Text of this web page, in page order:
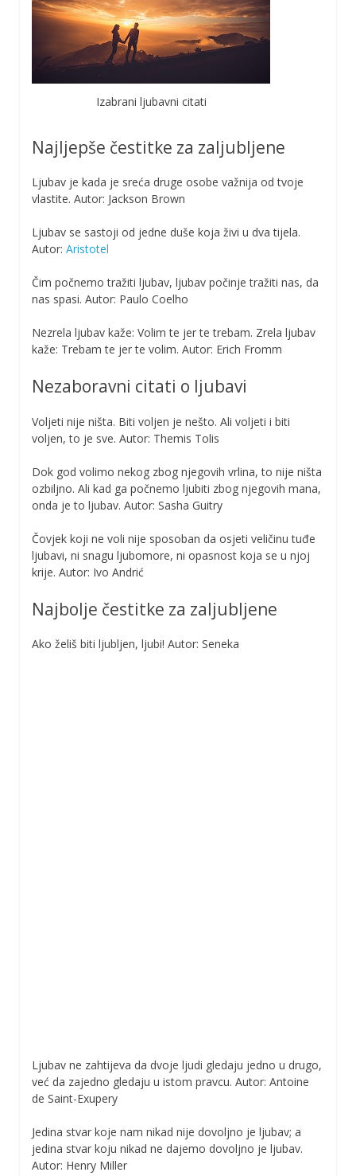
Izabrani ljubavni citati
Najljepše čestitke za zaljubljene
Ljubav je kada je sreća druge osobe važnija od tvoje
vlastite. Autor: Jackson Brown
Ljubav se sastoji od jedne duše koja živi u dva tijela.
Autor: Aristotel
Čim počnemo tražiti ljubav, ljubav počinje tražiti nas, da
nas spasi. Autor: Paulo Coelho
Nezrela ljubav kaže: Volim te jer te trebam. Zrela ljubav
kaže: Trebam te jer te volim. Autor: Erich Fromm
Nezaboravni citati o ljubavi
Voljeti nije ništa. Biti voljen je nešto. Ali voljeti i biti
voljen, to je sve. Autor: Themis Tolis
Dok god volimo nekog zbog njegovih vrlina, to nije ništa
ozbiljno. Ali kad ga počnemo ljubiti zbog njegovih mana,
onda je to ljubav. Autor: Sasha Guitry
Čovjek koji ne voli nije sposoban da osjeti veličinu tuđe
ljubavi, ni snagu ljubomore, ni opasnost koja se u njoj
krije. Autor: Ivo Andrić
Najbolje čestitke za zaljubljene
Ako želiš biti ljubljen, ljubi! Autor: Seneka
Ljubav ne zahtijeva da dvoje ljudi gledaju jedno u drugo,
već da zajedno gledaju u istom pravcu. Autor: Antoine
de Saint-Exupery
Jedina stvar koje nam nikad nije dovoljno je ljubav; a
jedina stvar koju nikad ne dajemo dovoljno je ljubav.
Autor: Henry Miller